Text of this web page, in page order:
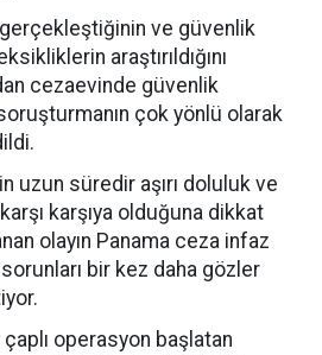
gerçekleştiğinin ve güvenlik
araştırıldığını
cezaevinde güvenlik
çok yönlü olarak
uzun süredir aşırı doluluk ve
karşıya olduğuna dikkat
olayın Panama ceza infaz
bir kez daha gözler
çaplı operasyon başlatan